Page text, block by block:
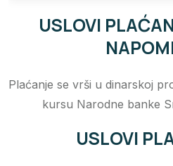
USLOVI
Plaćanje se vrši u dinarskoj
kursu Narodne banke
USLOVI